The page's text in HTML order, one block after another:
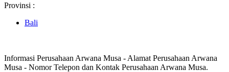
Provinsi :
Bali
Informasi Perusahaan Arwana Musa - Alamat Perusahaan Arwana
Musa - Nomor Telepon dan Kontak Perusahaan Arwana Musa.